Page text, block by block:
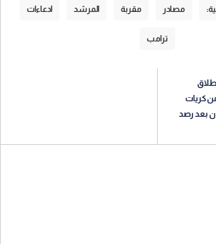
مصادر مقربة المرشد ادعاءات
ترامب
إطلاق
كريات
بعد رصد